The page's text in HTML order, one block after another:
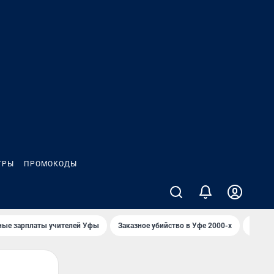
ПРОМОКОДЫ
зарплаты учителей Уфы Заказное убийство в Уфе 2000-х